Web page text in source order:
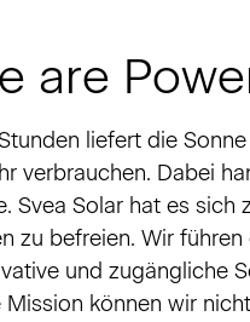
are
liefert die
verbrauchen. Dabei
Svea Solar hat es
zu befreien. Wir
und zugängliche
können wir